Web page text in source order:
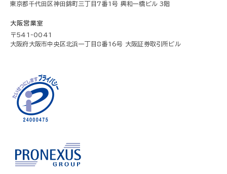
東京都千代田区神田錦町三丁目7番1号 興和一橋ビル 3階
大阪営業室
〒541-0041
大阪府大阪市中央区北浜一丁目8番16号 大阪証券取引所ビル